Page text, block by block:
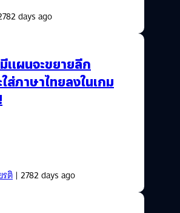
days ago
แผนจะขยายลีก
ส่ภาษาไทยลงในเกม
รติ| 2782 days ago